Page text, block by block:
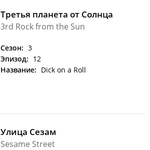
Третья планета от Солнца
3rd Rock from the Sun
Сезон: 3
Эпизод: 12
Название: Dick on a Roll
Улица Сезам
Sesame Street